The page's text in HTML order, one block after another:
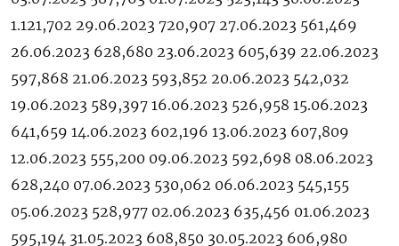
1.121,702 29.06.2023 720,907 27.06.2023 561,469
26.06.2023 628,680 23.06.2023 605,639 22.06.2023
597,868 21.06.2023 593,852 20.06.2023 542,032
19.06.2023 589,397 16.06.2023 526,958 15.06.2023
641,659 14.06.2023 602,196 13.06.2023 607,809
12.06.2023 555,200 09.06.2023 592,698 08.06.2023
628,240 07.06.2023 530,062 06.06.2023 545,155
05.06.2023 528,977 02.06.2023 635,456 01.06.2023
595,194 31.05.2023 608,850 30.05.2023 606,980